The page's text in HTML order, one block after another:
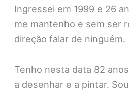
Ingressei em 1999 e 26
me mantenho e sem ser
direção falar de ninguém.
Tenho nesta data 82
a desenhar e a pintar.